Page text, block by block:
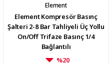
Element
Element Kompresör Basınç
Şalteri 2-8 Bar Tahliyeli Üç Yollu
On/Off Trifaze Basınç 1/4
Bağlantılı
%20